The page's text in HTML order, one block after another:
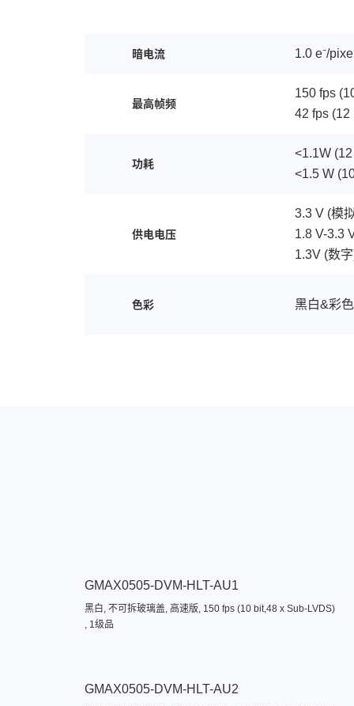
暗电流 1.0 e⁻/
最高帧频
150 fps
42 fps (12
功耗
<1.1W
<1.5 W
供电电压
3.3 V (模
1.8 V-3.3
1.3V (数
色彩 黑白&彩
GMAX0505-DVM-HLT-AU1
黑白, 不可拆玻璃盖, 高速版, 150 fps (10 bit,48 x Sub-LVDS)
, 1级品
GMAX0505-DVM-HLT-AU2